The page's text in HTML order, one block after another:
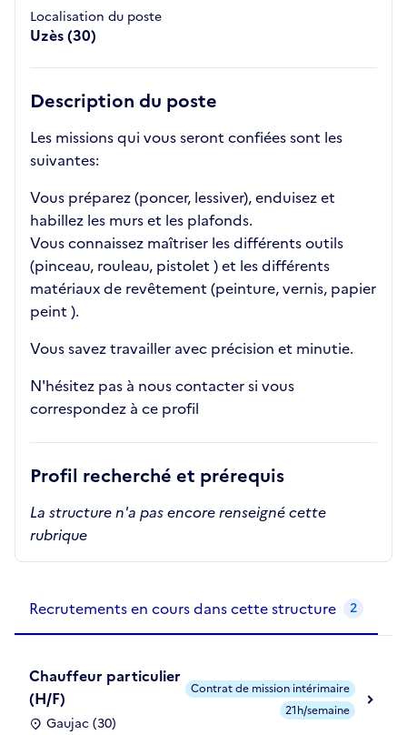
Localisation du poste
Uzès (30)
Description du poste
Les missions qui vous seront confiées sont les
suivantes:
Vous préparez (poncer, lessiver), enduisez et
habillez les murs et les plafonds.
Vous connaissez maîtriser les différents outils
(pinceau, rouleau, pistolet ) et les différents
matériaux de revêtement (peinture, vernis, papier
peint ).
Vous savez travailler avec précision et minutie.
N'hésitez pas à nous contacter si vous
correspondez à ce profil
Profil recherché et prérequis
La structure n'a pas encore renseigné cette
rubrique
Recrutements en cours dans cette structure 2
Chauffeur particulier
(H/F)
Gaujac (30)
Contrat de mission intérimaire
21h/semaine